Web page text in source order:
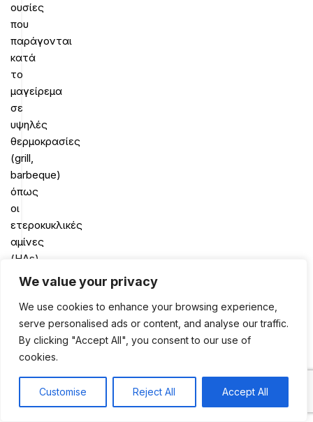
We value your privacy
We use cookies to enhance your browsing experience,
serve personalised ads or content, and analyse our traffic.
By clicking "Accept All", you consent to our use of
cookies.
Customise Reject All Accept All
ουσίες
που
παράγονται
κατά
το
μαγείρεμα
σε
υψηλές
θερμοκρασίες
(grill,
barbeque)
όπως
οι
ετεροκυκλικές
αμίνες
(ΗΑs)
και
πολυκυκλικοί
αρωματικοί
υδρογονάνθρακες
(ΡΑΗs)
πιθανό
ενέχονται
0